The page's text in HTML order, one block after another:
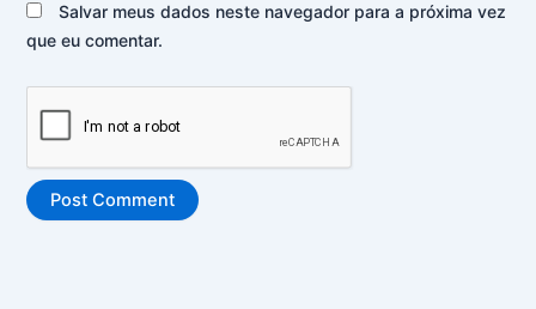
Salvar meus dados neste navegador para a próxima vez
que eu comentar.